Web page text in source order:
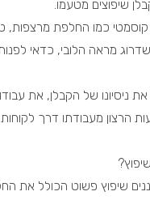
שיפוצים מטעמו.
כמו החלפת מרצפות,
מראה הלובי, כדאי
ניסיונו של הקבלן, את
הרצון מעבודתו דרך
שיפוץ פשוט הכולל את